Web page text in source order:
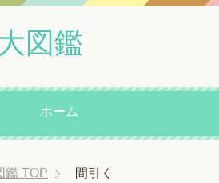
図鑑
ホーム
鑑 TOP 間引く